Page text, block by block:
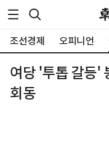
조선경제 오피니언
여당 '투톱 갈등'
회동